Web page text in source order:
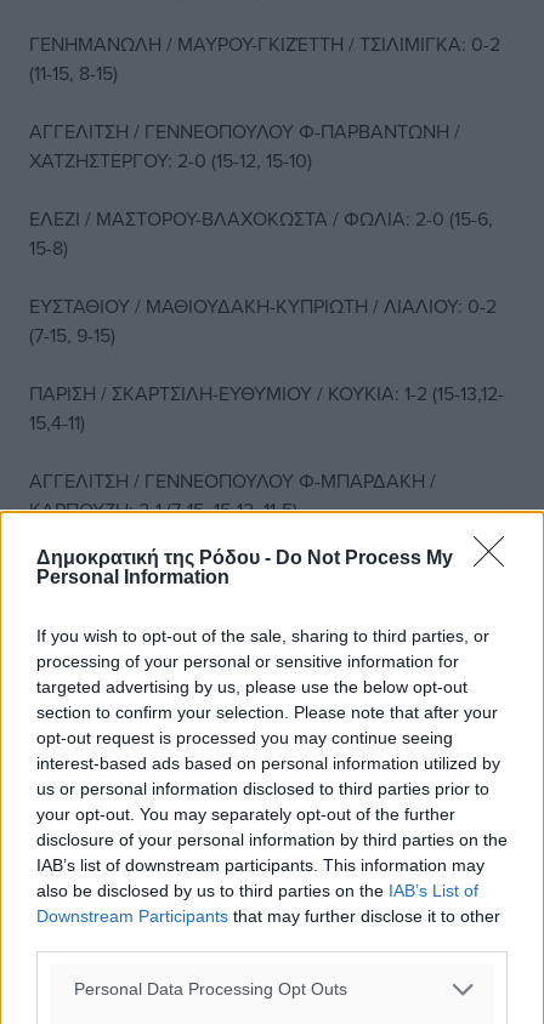
Δημοκρατική της Ρόδου - Do Not Process My
Personal Information
If you wish to opt-out of the sale, sharing to third parties, or
processing of your personal or sensitive information for
targeted advertising by us, please use the below opt-out
section to confirm your selection. Please note that after your
opt-out request is processed you may continue seeing
interest-based ads based on personal information utilized by
us or personal information disclosed to third parties prior to
your opt-out. You may separately opt-out of the further
disclosure of your personal information by third parties on the
IAB’s list of downstream participants. This information may
also be disclosed by us to third parties on the IAB’s List of
Downstream Participants that may further disclose it to other
Personal Data Processing Opt Outs
ΓΕΝΗΜΑΝΩΛΗ / ΜΑΥΡΟΥ-ΓΚΙΖΈΤΤΗ / ΤΣΙΛΙΜΙΓΚΑ: 0-2
(11-15, 8-15)
ΑΓΓΕΛΙΤΣΗ / ΓΕΝΝΕΟΠΟΥΛΟΥ Φ-ΠΑΡΒΑΝΤΩΝΗ /
ΧΑΤΖΗΣΤΕΡΓΟΥ: 2-0 (15-12, 15-10)
ΕΛΕΖΙ / ΜΑΣΤΟΡΟΥ-ΒΛΑΧΟΚΩΣΤΑ / ΦΩΛΙΑ: 2-0 (15-6,
15-8)
ΕΥΣΤΑΘΙΟΥ / ΜΑΘΙΟΥΔΑΚΗ-ΚΥΠΡΙΩΤΗ / ΛΙΑΛΙΟΥ: 0-2
(7-15, 9-15)
ΠΑΡΙΣΗ / ΣΚΑΡΤΣΙΛΗ-ΕΥΘΥΜΙΟΥ / ΚΟΥΚΙΑ: 1-2 (15-13,12-
15,4-11)
ΑΓΓΕΛΙΤΣΗ / ΓΕΝΝΕΟΠΟΥΛΟΥ Φ-ΜΠΑΡΔΑΚΗ /
ΚΑΡΠΟΥΖΗ: 2-1 (7-15, 15-12, 11-5)
ΕΛΕΖΙ / ΜΑΣΤΟΡΟΥ-ΝΟΒΑ / ΤΡΙΑΝΤΑΦΥΛΛΟΥ: 0-2 (4-
ΚΥΠΡΙΩΤΗ / ΛΙΑΛΙΟΥ-ΓΕΝΗΜΑΝΩΛΗ / ΜΑΥΡΟΥ: 2-1 (15-
7,11-15,11-8)
ΕΥΘΥΜΙΟΥ / ΚΟΥΚΙΑ-ΓΙΑΝΝΟΠΟΥΛΟΥ / ΧΡΗΣΤΟΦΗ: 2-0
(15-6, 15-10)
ΓΚΙΚΑ / ΘΑΡΡΕΝΑΚΗ-ΖΝΤΡΑΒΑ / ΜΠΕΚΙΡΟΓΛΟΥ: 1-2 (15-
9,8-15, 5-11)
ΤΣΕΡΚΕΣ-ΣΟΥΤΖΙΟΥ / ΧΑΜΙΤ-ΓΚΙΖΈΤΤΗ / ΤΣΙΛΙΜΙΓΚΑ: 0-
2 (12-15, 5-15)
ΑΓΓΕΛΙΤΣΗ / ΓΕΝΝΕΟΠΟΥΛΟΥ Φ-ΝΟΒΑ /